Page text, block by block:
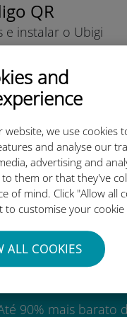
and
we use cookies
and analyse our
advertising and
them or that they've
of mind. Click "Allow all
customise your
ALL COOKIES
QR
instalar o Ubigi
da Ubigi
90% mais barato